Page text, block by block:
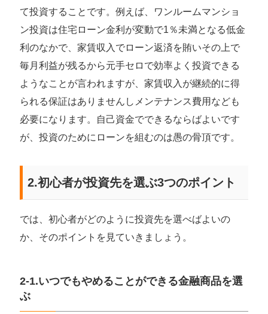
て投資することです。例えば、ワンルームマンショ
ン投資は住宅ローン金利が変動で1％未満となる低金
利のなかで、家賃収入でローン返済を賄いその上で
毎月利益が残るから元手セロで効率よく投資できる
ようなことが言われますが、家賃収入が継続的に得
られる保証はありませんしメンテナンス費用なども
必要になります。自己資金でできるならばよいです
が、投資のためにローンを組むのは愚の骨頂です。
2.初心者が投資先を選ぶ3つのポイント
では、初心者がどのように投資先を選べばよいの
か、そのポイントを見ていきましょう。
2-1.いつでもやめることができる金融商品を選
ぶ